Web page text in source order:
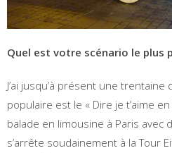
Quel est votre scénario le plus
J’ai jusqu’à présent une
populaire est le « Dire je t’aime
balade en limousine à Paris avec
s’arrête soudainement à la Tour